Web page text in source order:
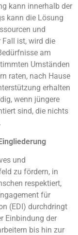
kann innerhalb der
kann die Lösung
und
Fall ist, wird die
am
Umständen
raten, nach Hause
erhalten
wenn jüngere
sind, die nichts
und
zu fördern, in
respektiert,
für
(EDI) durchdringt
Einbindung der
bis hin zur